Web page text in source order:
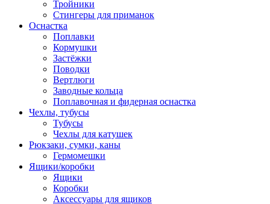
Тройники
Стингеры для приманок
Оснастка
Поплавки
Кормушки
Застёжки
Поводки
Вертлюги
Заводные кольца
Поплавочная и фидерная оснастка
Чехлы, тубусы
Тубусы
Чехлы для катушек
Рюкзаки, сумки, каны
Гермомешки
Ящики/коробки
Ящики
Коробки
Аксессуары для ящиков